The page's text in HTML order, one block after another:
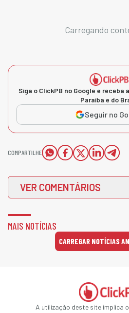
Carregando
Siga o ClickPB no Google e receba
Paraíba e do
Seguir no
COMPARTILHE
VER COMENTÁRIOS
MAIS NOTÍCIAS
CARREGAR NOTÍCIAS
A utilização deste site implica